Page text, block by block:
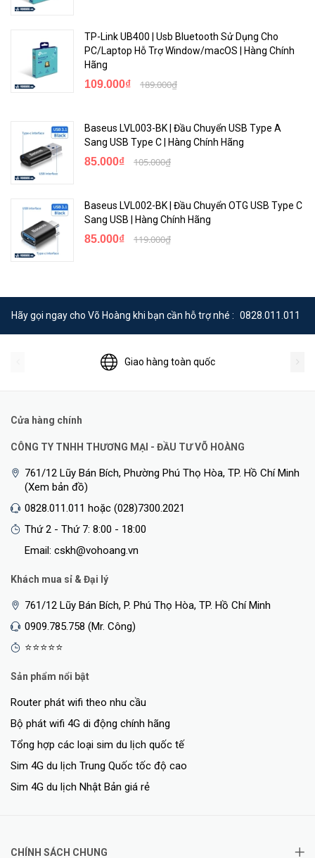
TP-Link UB400 | Usb Bluetooth Sử Dụng Cho
PC/Laptop Hỗ Trợ Window/macOS | Hàng Chính
Hãng
109.000₫ 189.000₫
Baseus LVL003-BK | Đầu Chuyển USB Type A
Sang USB Type C | Hàng Chính Hãng
85.000₫ 105.000₫
Baseus LVL002-BK | Đầu Chuyển OTG USB Type C
Sang USB | Hàng Chính Hãng
85.000₫ 119.000₫
Hãy gọi ngay cho Võ Hoàng khi bạn cần hỗ trợ nhé : 0828.011.011
Giao hàng toàn quốc
Cửa hàng chính
CÔNG TY TNHH THƯƠNG MẠI - ĐẦU TƯ VÕ HOÀNG
761/12 Lũy Bán Bích, Phường Phú Thọ Hòa, TP. Hồ Chí Minh
(Xem bản đồ)
0828.011.011 hoặc (028)7300.2021
Thứ 2 - Thứ 7: 8:00 - 18:00
Email: cskh@vohoang.vn
Khách mua sỉ & Đại lý
761/12 Lũy Bán Bích, P. Phú Thọ Hòa, TP. Hồ Chí Minh
0909.785.758 (Mr. Công)
⭐⭐⭐⭐⭐
Sản phẩm nổi bật
Router phát wifi theo nhu cầu
Bộ phát wifi 4G di động chính hãng
Tổng hợp các loại sim du lịch quốc tế
Sim 4G du lịch Trung Quốc tốc độ cao
Sim 4G du lịch Nhật Bản giá rẻ
CHÍNH SÁCH CHUNG